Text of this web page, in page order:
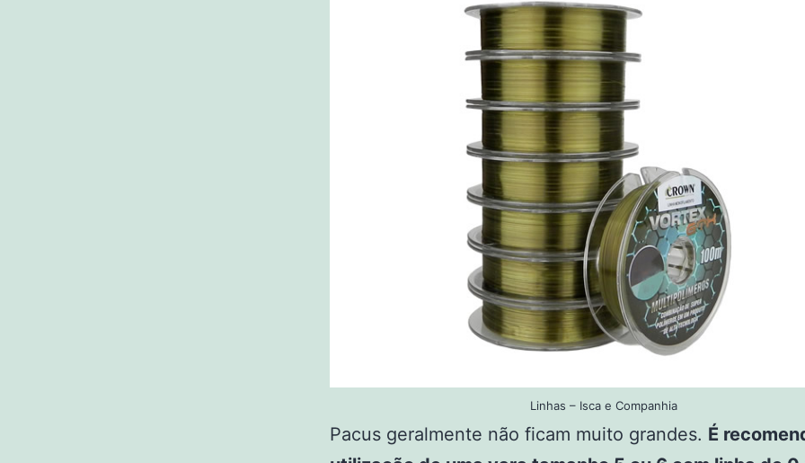
Linhas – Isca e Companhia
Pacus geralmente não ficam muito grandes. É